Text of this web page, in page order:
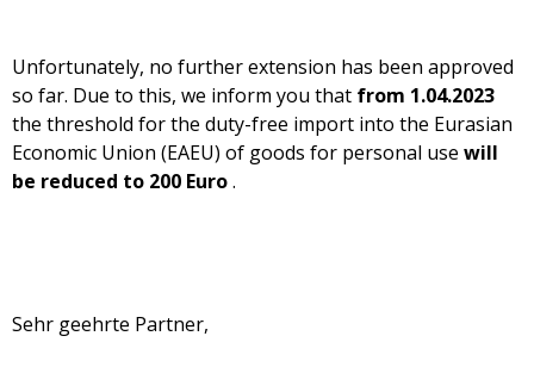
Unfortunately, no further extension has been approved
so far. Due to this, we inform you that from 1.04.2023
the threshold for the duty-free import into the Eurasian
Economic Union (EAEU) of goods for personal use will
be reduced to 200 Euro.
Sehr geehrte Partner,